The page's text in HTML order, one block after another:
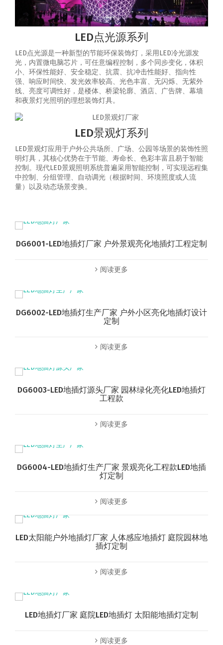
LED点光源系列
LED点光源是一种新型的节能环保装饰灯，采用LED冷光源发
光，内置微电脑芯片，可任意编程控制，多个同步变化，体积
小、环保性能好、安全稳定、抗震、抗冲击性能好、指向性
强、响应时间快、发光效率较高、光色丰富、无闪烁、无紫外
线、亮度可调性好，是楼体、桥梁轮廓、酒店、广告牌、幕墙
和夜景灯光照明的理想装饰灯具。
LED景观灯系列
LED景观灯应用于户外公共场所、广场、公园等场景的装饰性照
明灯具，其核心优势在于节能、寿命长、色彩丰富且易于智能
控制‌。‌现代LED景观照明系统普遍采用智能控制，可实现‌远程集
中控制、分组管理、自动调光（根据时间、环境照度或人流
量）以及动态场景变换‌。
DG6001-LED地插灯厂家 户外景观亮化地插灯工程定制
阅读更多
DG6002-LED地插灯生产厂家 户外小区亮化地插灯设计
定制
阅读更多
DG6003-LED地插灯源头厂家 园林绿化亮化LED地插灯
工程款
阅读更多
DG6004-LED地插灯生产厂家 景观亮化工程款LED地插
灯定制
阅读更多
LED太阳能户外地插灯厂家 人体感应地插灯 庭院园林地
插灯定制
阅读更多
LED地插灯厂家 庭院LED地插灯 太阳能地插灯定制
阅读更多